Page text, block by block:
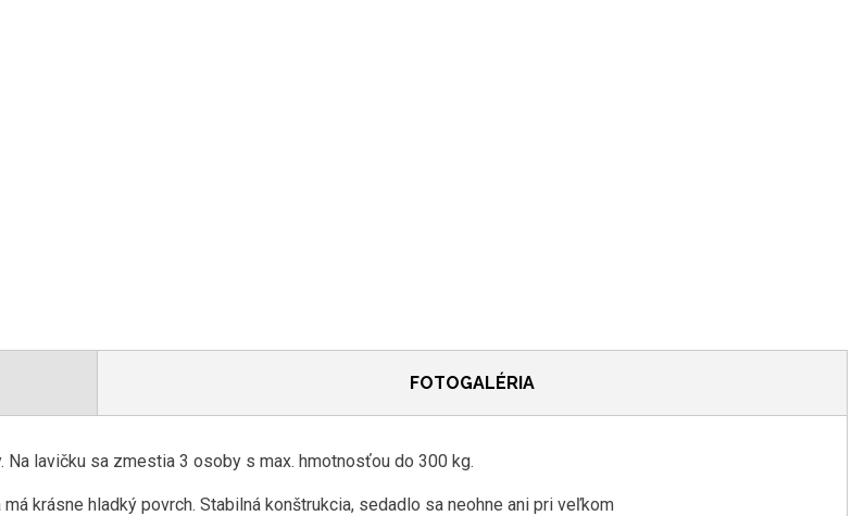
FOTOGALÉRIA
Na lavičku sa zmestia 3 osoby s max. hmotnosťou do 300 kg.
krásne hladký povrch. Stabilná konštrukcia, sedadlo sa neohne ani pri veľkom